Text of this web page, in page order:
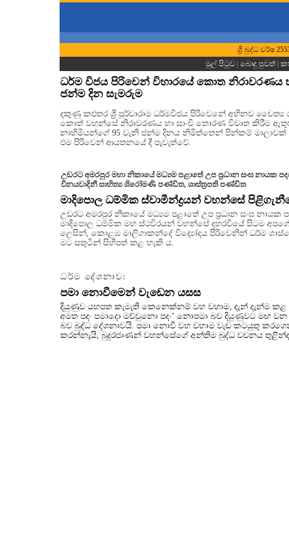
ශ්‍රී බුද්ධ වර්ෂ
මුල් පිටුව | බොදු පුවත්|
ධර්ම විජය පිරිවෙන් විහාරයේ කොත නිරාවරණය
ජන්ම දින සැමරුම
දකුණු කළුතර ශ්‍රී පූර්වාරාම ධර්මවිජය පිරිවෙනේ අභිනව
කොත් වහන්සේ නිරාවරණය හා සාංචි තොරණ විවෘත කිරීම
නාහිමියන්ගේ 95 වැනි ජන්ම දිනය නිමිත්තෙන් පින්කම් මාලාවක්
එම පිරිවෙන් ආයතනයේ දී පැවැත්වේ.
උඩරට අමරපුර මහා නිකායේ මධ්‍යම පළාතේ උප ප්‍රධාන සංඝ නායක
විනයවාදිනී සාහිත්‍ය ශිරෝමණි පණ්ඩිත, ශාස්ත්‍රපති පණ්ඩිත
මාදිපොල ධම්මික ස්වාමීන්ද්‍රයන් වහන්සේ
උඩරට අමරපුර නිකායේ මධ්‍යම පළාතේ උප ප්‍රධාන සංඝ
මාදිපොල ධම්මික මහ ස්ථවිරයන් වහන්සේ දහරවියේ සිටම අපගේ
ලෙසින්, කොළඹ මාලිගාකන්දේ විද්‍යෝදය පිරිවෙනින් ධර්ම
මට සතුටින් සිහිපත් කළ හැකි ය.
ධර්ම දේශනාව:
පමා නොවීමෙන් වැඩෙන යසස
දියුණුව යහපත කැමැති කෙනෙක්නම් වහ වහාම, දැන් දැන්ම කළ
අමත පදං පමාදො මච්චුනො පදං’ නොපමා බව දියුණුවට මඟ
බව බුද්ධ දේශනාවයි. පමා නොවී වහ වහාම වැඩ කටයුතු
කරන්නැයි, බුදුරජාණන් වහන්සේගේ අන්තිම බුද්ධ වචනය තුළින්ද